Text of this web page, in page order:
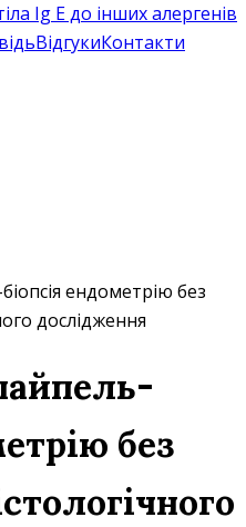
Ig E до інших алергенів
ВідгукиКонтакти
ендометрію без
дослідження
без